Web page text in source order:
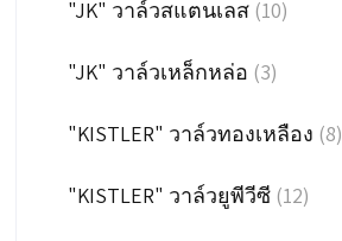
"JK" วาล์วสแตนเลส (10)
"JK" วาล์วเหล็กหล่อ (3)
"KISTLER" วาล์วทองเหลือง (8)
"KISTLER" วาล์วยูพีวีซี (12)